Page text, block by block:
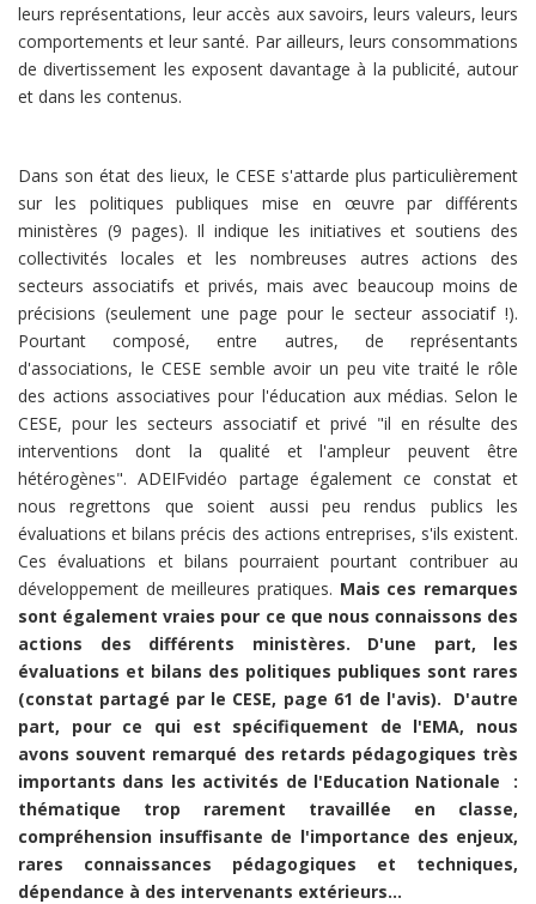
leurs représentations, leur accès aux savoirs, leurs valeurs, leurs
comportements et leur santé. Par ailleurs, leurs consommations
de divertissement les exposent davantage à la publicité, autour
et dans les contenus.
Dans son état des lieux, le CESE s'attarde plus particulièrement
sur les politiques publiques mise en œuvre par différents
ministères (9 pages). Il indique les initiatives et soutiens des
collectivités locales et les nombreuses autres actions des
secteurs associatifs et privés, mais avec beaucoup moins de
précisions (seulement une page pour le secteur associatif !).
Pourtant composé, entre autres, de représentants
d'associations, le CESE semble avoir un peu vite traité le rôle
des actions associatives pour l'éducation aux médias. Selon le
CESE, pour les secteurs associatif et privé "il en résulte des
interventions dont la qualité et l'ampleur peuvent être
hétérogènes". ADEIFvidéo partage également ce constat et
nous regrettons que soient aussi peu rendus publics les
évaluations et bilans précis des actions entreprises, s'ils existent.
Ces évaluations et bilans pourraient pourtant contribuer au
développement de meilleures pratiques. Mais ces remarques
sont également vraies pour ce que nous connaissons des
actions des différents ministères.
D'une part, les
évaluations et bilans des politiques publiques sont rares
(constat partagé par le CESE, page 61 de l'avis). D'autre
part, pour ce qui est spécifiquement de l'EMA, nous
avons souvent remarqué des retards pédagogiques très
importants dans les activités de l'Education Nationale :
thématique trop rarement travaillée en classe,
compréhension insuffisante de l'importance des enjeux,
rares connaissances pédagogiques et techniques,
dépendance à des intervenants extérieurs...